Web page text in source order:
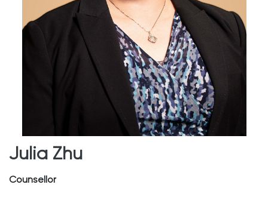
Julia Zhu
Counsellor